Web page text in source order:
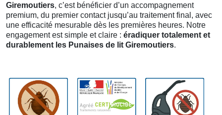
Giremoutiers, c’est bénéficier d’un accompagnement
premium, du premier contact jusqu’au traitement final, avec
une efficacité mesurable dès les premières heures. Notre
engagement est simple et claire : éradiquer totalement et
durablement les Punaises de lit Giremoutiers.